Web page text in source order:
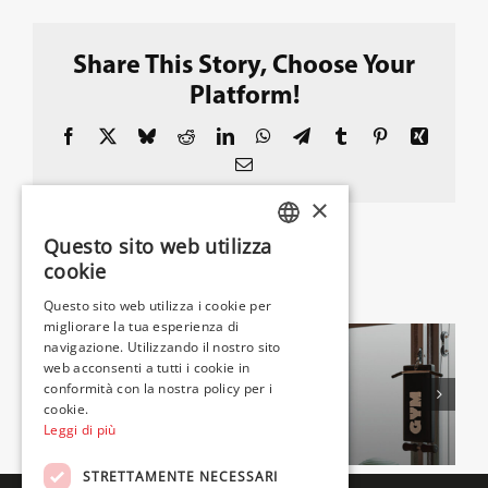
Detrazioni Fiscali
Portale Assistenza
Portale Manualistica
Contatti e supporto
Area riservata
Share This Story, Choose Your
Platform!
Facebook BlueskyRedditLinkedInWhatsApp
TelegramTumblr PinterestXing
Email
Related Projects
SPA
×
Questo sito web utilizza
cookie
Questo sito web utilizza i cookie per
migliorare la tua esperienza di
navigazione. Utilizzando il nostro sito
web acconsenti a tutti i cookie in
conformità con la nostra policy per i
cookie.
Leggi di più
STRETTAMENTE NECESSARI